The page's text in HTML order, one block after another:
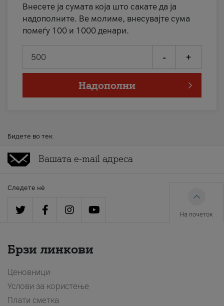
Внесете ја сумата која што сакате да ја
надополните. Ве молиме, внесувајте сума
помеѓу 100 и 1000 денари.
- +
Надополни
Бидете во тек
Следете нè
На почеток
Брзи линкови
Ценовници
Услови за користење
Плати сметка